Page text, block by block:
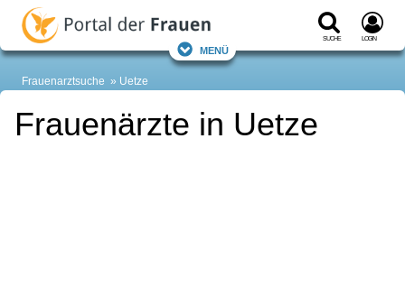
Suche Login
Menü
Frauenarztsuche Uetze
Frauenärzte in Uetze